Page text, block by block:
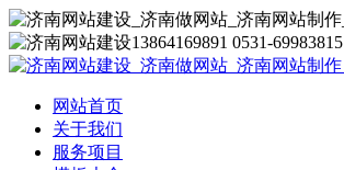
13864169891 0531-69983815
网站首页
关于我们
服务项目